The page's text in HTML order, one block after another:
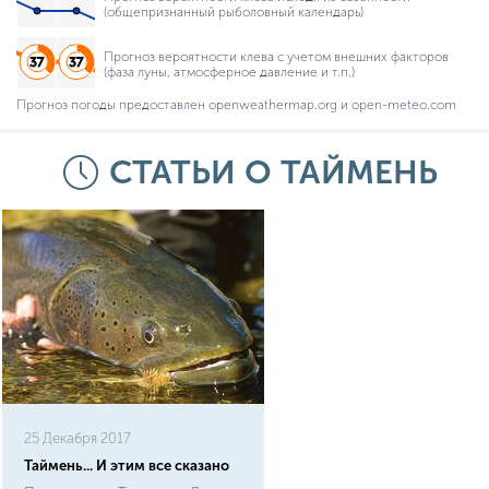
(общепризнанный рыболовный календарь)
Прогноз вероятности клева с учетом внешних факторов
(фаза луны, атмосферное давление и т.п.)
Прогноз погоды предоставлен openweathermap.org и open-meteo.com
СТАТЬИ О ТАЙМЕНЬ
25 Декабря 2017
Таймень... И этим все сказано